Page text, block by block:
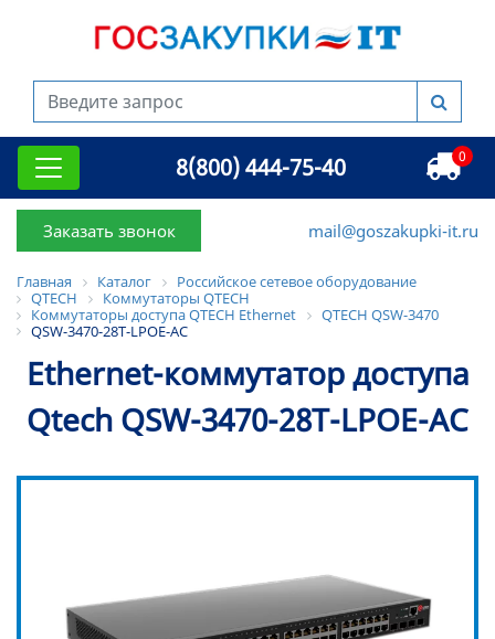
8(800) 444-75-40 0
Заказать звонок mail@goszakupki-it.ru
Главная Каталог
Российское сетевое оборудование
QTECH
Коммутаторы QTECH
Коммутаторы доступа QTECH Ethernet
QTECH QSW-3470
QSW-3470-28T-LPOE-AC
Ethernet-коммутатор доступа
Qtech QSW-3470-28T-LPOE-AC